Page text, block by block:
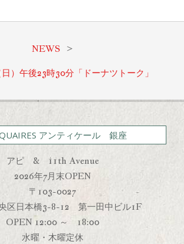
NEWS >
）午後23時30分「ドーナツトーク」
アンティケール 銀座
アピ & 11th Avenue
2026年7月末OPEN
〒103-0027
区日本橋3-8-12 第一田中ビル1F
OPEN 12:00 ～ 18:00
水曜・木曜定休